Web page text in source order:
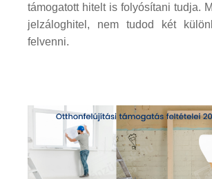
támogatott hitelt is folyósítani tudja.
jelzáloghitel, nem tudod két
felvenni.